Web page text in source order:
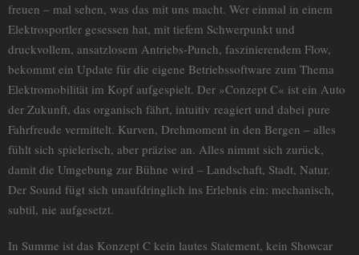
freuen – mal sehen, was das mit uns macht. Wer einmal in einem
Elektrosportler gesessen hat, mit tiefem Schwerpunkt und
druckvollem, ansatzlosem Antriebs-Punch, faszinierendem Flow,
bekommt ein Update für die eigene Betriebssoftware zum Thema
Elektromobilität im Kopf aufgespielt. Der »Conzept C« ist ein Auto
der Zukunft, das organisch fährt, intuitiv reagiert und dabei pure
Fahrfreude vermittelt. Kurven, Drehmoment in den Bergen – alles
fühlt sich spielerisch, aber präzise an. Alles nimmt sich zurück,
damit die Umgebung zur Bühne wird – Landschaft, Stadt, Natur.
Der Sound fügt sich unaufdringlich ins Erlebnis ein: mechanisch,
subtil, nie aufgesetzt.
In Summe ist das Konzept C kein lautes Statement, kein Showcar